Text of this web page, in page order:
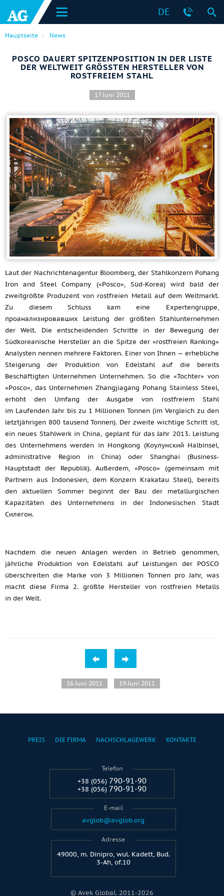
DE
Hauptseite News
POSCO DAUERT SPITZENPOSITION IN DER LISTE
DER WELTWEIT GRÖSSTEN HERSTELLER VON R
OSTFREIEM STAHL
17 Juni 2011
Laut der Nachrichtenagentur Bloomberg, der Stahlkonzern Pohang
Iron and Steel Company («Posco», Süd-Korea) wird bald der
zweitgrößte Produzent von rostfreien Metall auf dem Weltmarkt.
Zu diesem Schluss kam eine Expertengruppe,
проанализировавших Leistung der größten Stahlunternehmen
der Welt. Die entscheidenden Schritte in der Bewegung der
Südkoreanische Hersteller an die Spitze der «rostfreien Ranking»
Analysten nennen mehrere Faktoren. Einer von Ihnen — erhebliche
Steigerung der Produktion von Edelstahl auf die bereits
Beschäftigten Unternehmen Unternehmen. So die «Tochter» von
«Posco», das Unternehmen Zhangjiagang Pohang Stainless Steel,
erhöht den Umfang der Ausgabe von rostfreiem Stahl
im Laufenden Jahr bis zu 1 Millionen Tonnen (im Vergleich zu den
letztjährigen 800 tausend Tonnen). Der zweite wichtige Schritt ist,
ein neues Stahlwerk in China, geplant für das Jahr 2013. Leistung
des Unternehmens werden in Hongkong (Коулунский Halbinsel,
administrative Region in China) oder Shanghai (Business-
Hauptstadt der Republik). Außerdem, «Posco» (gemeinsam mit
Partnern aus Indonesien, dem Konzern Krakatau Steel), bereits
den aktuellen Sommer beginnt der Bau der metallurgischen
Kapazitäten des Unternehmens in der Indonesischen Stadt
Силегон.
Nachdem die neuen Anlagen werden in Betrieb genommen,
jährliche Produktion von Edelstahl auf Leistungen der POSCO
überschreiten die Marke von 3 Millionen Tonnen pro Jahr, was
macht diese Firma 2. größte Hersteller von rostfreien Metalls
in der Welt.
16 Juni 2011 19 Juni 2011
© Avek Global. 2011-2026
PREIS DIE FIRMA NACHSCHLAGEWERK KONTAKTE
Telefon
+38 (056) 790-91-90
+38 (056) 790-91-90
E-mail
avglob@avglob.org
Adresse
49000, m. Dinipro, wul. Kadett, Bud.
3-Ah, of.10